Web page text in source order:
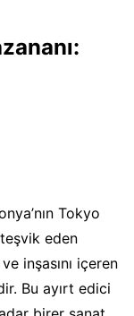
Tokyo
teşvik eden
inşasını içeren
Bu ayırt edici